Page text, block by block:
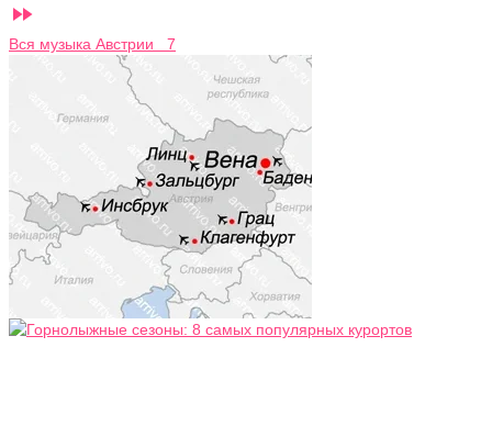

Вся музыка Австрии 7